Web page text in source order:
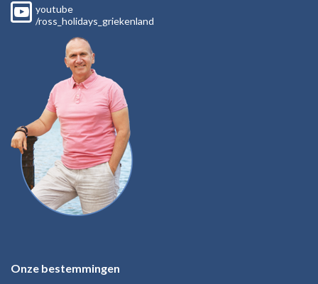
youtube
/ross_holidays_griekenland
Onze bestemmingen